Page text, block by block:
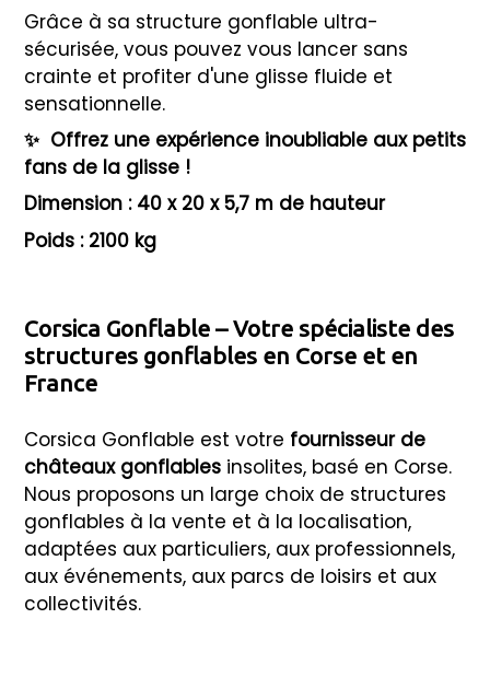
Grâce à sa structure gonflable ultra-
sécurisée, vous pouvez vous lancer sans
crainte et profiter d'une glisse fluide et
sensationnelle.
✨ Offrez une expérience inoubliable aux petits
fans de la glisse !
Dimension : 40 x 20 x 5,7 m de hauteur
Poids : 2100 kg
Corsica Gonflable – Votre spécialiste des
structures gonflables en Corse et en
France
Corsica Gonflable est votre fournisseur de
châteaux gonflables insolites, basé en Corse.
Nous proposons un large choix de structures
gonflables à la vente et à la localisation,
adaptées aux particuliers, aux professionnels,
aux événements, aux parcs de loisirs et aux
collectivités.